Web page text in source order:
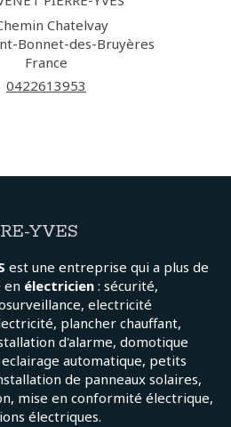
Chatelvay
Bonnet-des-Bruyères
France
0422613953
YVES
est une entreprise qui a plus de
en électricien : sécurité,
electricité
plancher chauffant,
d'alarme, domotique
automatique, petits
de panneaux solaires,
mise en conformité électrique,
électriques.